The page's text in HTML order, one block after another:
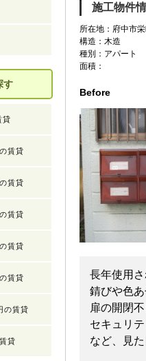
施工物件
所在地：府中市
構造：木造
種別：アパート
面積：
Before
長年使用さ
錆びや色
扉の開閉不
セキュリ
など、見
す
貸
賃貸
賃貸
賃貸
賃貸
賃貸
の賃貸
貸